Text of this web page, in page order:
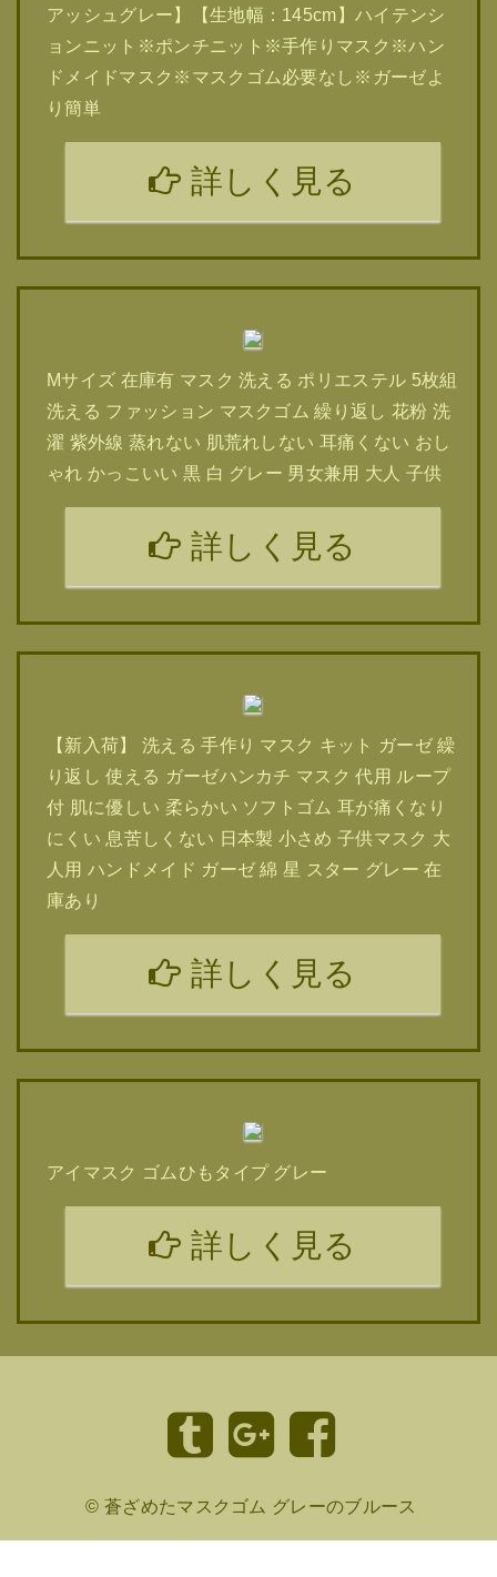
アッシュグレー】【生地幅：145cm】ハイテンシ
ョンニット※ポンチニット※手作りマスク※ハン
ドメイドマスク※マスクゴム必要なし※ガーゼよ
り簡単
詳しく見る
Mサイズ 在庫有 マスク 洗える ポリエステル 5枚組
洗える ファッション マスクゴム 繰り返し 花粉 洗
濯 紫外線 蒸れない 肌荒れしない 耳痛くない おし
ゃれ かっこいい 黒 白 グレー 男女兼用 大人 子供
詳しく見る
【新入荷】 洗える 手作り マスク キット ガーゼ 繰
り返し 使える ガーゼハンカチ マスク 代用 ループ
付 肌に優しい 柔らかい ソフトゴム 耳が痛くなり
にくい 息苦しくない 日本製 小さめ 子供マスク 大
人用 ハンドメイド ガーゼ 綿 星 スター グレー 在
庫あり
詳しく見る
アイマスク ゴムひもタイプ グレー
詳しく見る
© 蒼ざめたマスクゴム グレーのブルース